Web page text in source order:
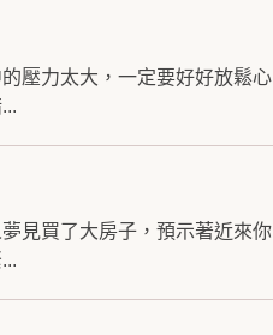
壓力太大，一定要好好放鬆心
見買了大房子，預示著近來你